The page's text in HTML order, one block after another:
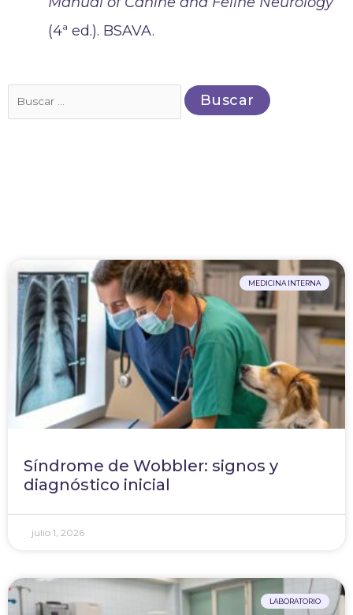
(4ª ed.). BSAVA.
por:
MEDICINA INTERNA
Síndrome de Wobbler: signos y
diagnóstico inicial
julio 1, 2026
LABORATORIO